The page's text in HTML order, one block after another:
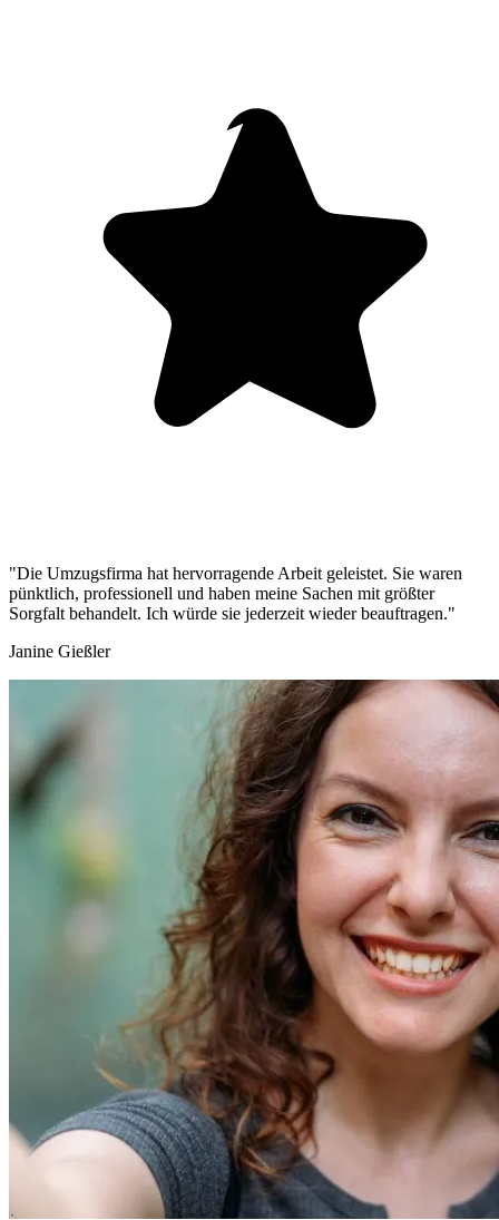
"Die Umzugsfirma hat hervorragende Arbeit geleistet. Sie waren
pünktlich, professionell und haben meine Sachen mit größter
Sorgfalt behandelt. Ich würde sie jederzeit wieder beauftragen."
Janine Gießler